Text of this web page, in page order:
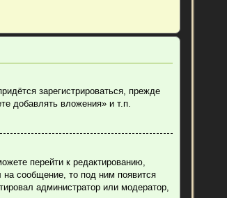
зарегистрироваться, прежде
добавлять вложения» и т.п.
перейти к редактированию,
на сообщение, то под ним появится
администратор или модератор,